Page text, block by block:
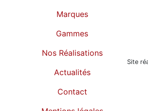
Marques
Gammes
Nos Réalisations
Actualités
Contact
Site